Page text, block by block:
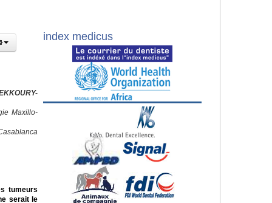
Maxillo-
tumeurs
serait le
index medicus